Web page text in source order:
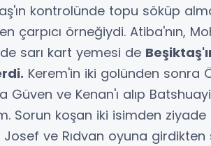
kontrolünde topu söküp
çarpıcı örneğiydi. Atiba'nın,
sarı kart yemesi de
Kerem'in iki golünden sonra
Güven ve Kenan'ı alıp
Sorun koşan iki isimden ziyade
Josef ve Rıdvan oyuna